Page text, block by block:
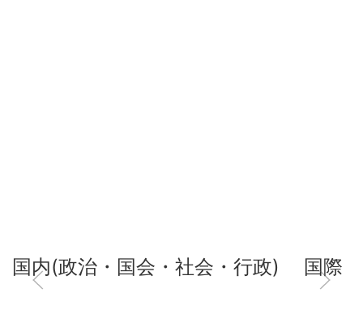
国内(政治・国会・社会・行政) 国際